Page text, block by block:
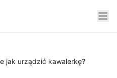
jak urządzić kawalerkę?